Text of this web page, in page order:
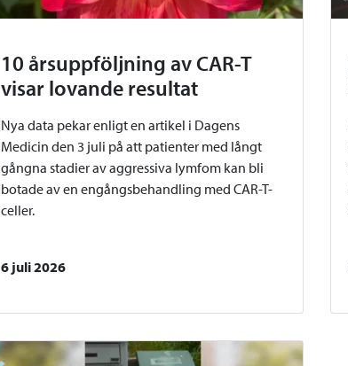
10 årsuppföljning av CAR-T
visar lovande resultat
Nya data pekar enligt en artikel i Dagens
Medicin den 3 juli på att patienter med långt
gångna stadier av aggressiva lymfom kan bli
botade av en engångsbehandling med CAR-T-
celler.
6 juli 2026